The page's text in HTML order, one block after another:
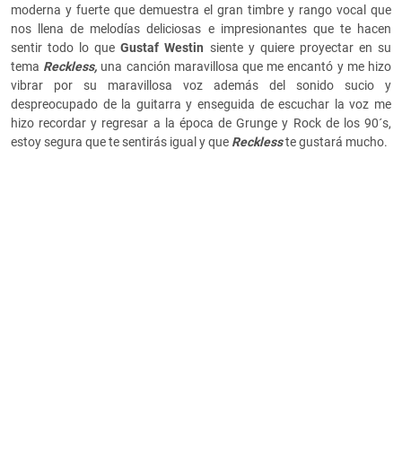
moderna y fuerte que demuestra el gran timbre y rango vocal que
nos llena de melodías deliciosas e impresionantes que te hacen
sentir todo lo queGustaf Westin siente y quiere proyectar en su
tema Reckless, una canción maravillosa que me encantó y me hizo
vibrar por su maravillosa voz además del sonido sucio y
despreocupado de la guitarra y enseguida de escuchar la voz me
hizo recordar y regresar a la época de Grunge y Rock de los 90´s,
estoy segura que te sentirás igual y que Recklesste gustará mucho.